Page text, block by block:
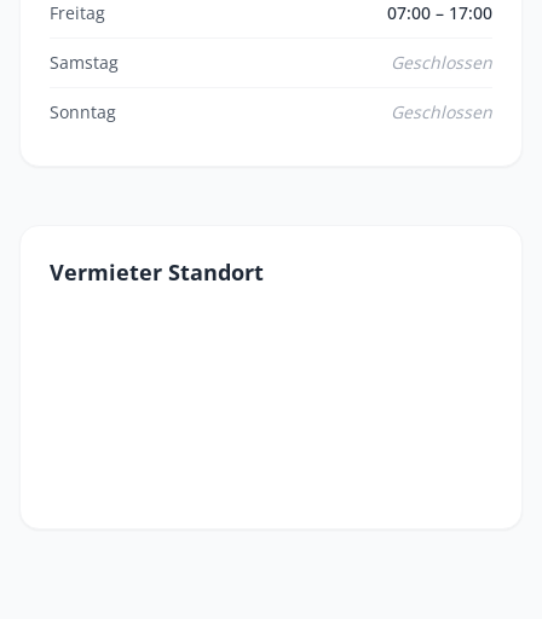
Freitag 07:00 – 17:00
Samstag Geschlossen
Sonntag Geschlossen
Vermieter Standort